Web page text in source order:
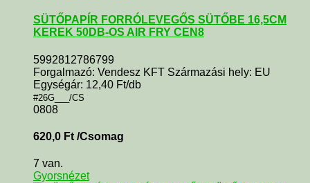
SÜTŐPAPÍR FORRÓLEVEGŐS SÜTŐBE 16,5CM
KEREK 50DB-OS AIR FRY CEN8
5992812786799
Forgalmazó: Vendesz KFT Származási hely: EU
Egységár: 12,40 Ft/db
#26G___/CS
0808
620,0 Ft /Csomag
7 van.
Gyorsnézet